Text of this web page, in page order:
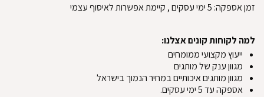
זמן אספקה: 5ימי עסקים, קיימת אפשרות לאיסוף עצמי
למה לקוחות קונים אצלנו:
ייעוץ מקצועי ממומחים
מגוון ענק של מותגים
מגוון מותגים איכותיים במחיר הנמוך בישראל
אספקה עד 5 ימי עסקים.